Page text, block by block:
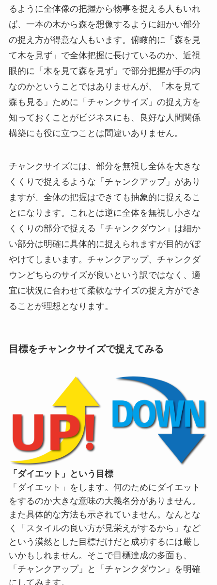
るように全体像の把握から物事を捉える人もいれ
ば、一本の木から森を想像するように細かい部分
の捉え方が得意な人もいます。俯瞰的に「森を見
て木を見ず」で全体把握に長けているのか、近視
眼的に「木を見て森を見ず」で部分把握が手の内
なのかということではありませんが、「木を見て
森も見る」ために「チャンクサイズ」の捉え方を
知っておくことがビジネスにも、良好な人間関係
構築にも役に立つことは間違いありません。
チャンクサイズには、部分を無視し全体を大きな
くくりで捉えるような「チャンクアップ」があり
ますが、全体の把握はできても抽象的に捉えるこ
とになります。これとは逆に全体を無視し小さな
くくりの部分で捉える「チャンクダウン」は細か
い部分は明確に具体的に捉えられますが目的がぼ
やけてしまいます。チャンクアップ、チャンクダ
ウンどちらのサイズが良いという訳ではなく、適
宜に状況に合わせて柔軟なサイズの捉え方ができ
ることが理想となります。
目標をチャンクサイズで捉えてみる
「ダイエット」という目標
「ダイエット」をします。何のためにダイエット
をするのか大きな意味の大義名分がありません。
また具体的な方法も示されていません。なんとな
く「スタイルの良い方が見栄えがするから」など
という漠然とした目標だけだと成功するには厳し
いかもしれません。そこで目標達成の多面も、
「チャンクアップ」と「チャンクダウン」を明確
にしてみます。